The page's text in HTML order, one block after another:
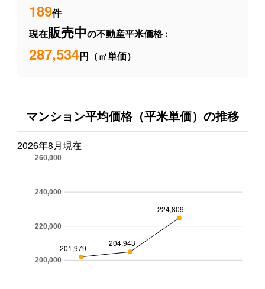
189件
現在販売中の不動産平米価格 :
287,534円（㎡単価）
マンション平均価格（平米単価）の推移
2026年8月現在
200,000
220,000
240,000
260,000
201,979
204,943
224,809